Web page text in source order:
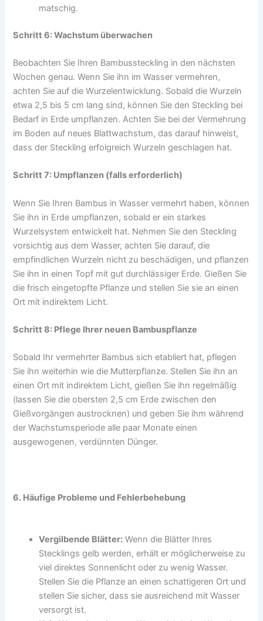
matschig.
Schritt 6: Wachstum überwachen
Beobachten Sie Ihren Bambussteckling in den nächsten
Wochen genau. Wenn Sie ihn im Wasser vermehren,
achten Sie auf die Wurzelentwicklung. Sobald die Wurzeln
etwa 2,5 bis 5 cm lang sind, können Sie den Steckling bei
Bedarf in Erde umpflanzen. Achten Sie bei der Vermehrung
im Boden auf neues Blattwachstum, das darauf hinweist,
dass der Steckling erfolgreich Wurzeln geschlagen hat.
Schritt 7: Umpflanzen (falls erforderlich)
Wenn Sie Ihren Bambus in Wasser vermehrt haben, können
Sie ihn in Erde umpflanzen, sobald er ein starkes
Wurzelsystem entwickelt hat. Nehmen Sie den Steckling
vorsichtig aus dem Wasser, achten Sie darauf, die
empfindlichen Wurzeln nicht zu beschädigen, und pflanzen
Sie ihn in einen Topf mit gut durchlässiger Erde. Gießen Sie
die frisch eingetopfte Pflanze und stellen Sie sie an einen
Ort mit indirektem Licht.
Schritt 8: Pflege Ihrer neuen Bambuspflanze
Sobald Ihr vermehrter Bambus sich etabliert hat, pflegen
Sie ihn weiterhin wie die Mutterpflanze. Stellen Sie ihn an
einen Ort mit indirektem Licht, gießen Sie ihn regelmäßig
(lassen Sie die obersten 2,5 cm Erde zwischen den
Gießvorgängen austrocknen) und geben Sie ihm während
der Wachstumsperiode alle paar Monate einen
ausgewogenen, verdünnten Dünger.
6. Häufige Probleme und Fehlerbehebung
Vergilbende Blätter: Wenn die Blätter Ihres
Stecklings gelb werden, erhält er möglicherweise zu
viel direktes Sonnenlicht oder zu wenig Wasser.
Stellen Sie die Pflanze an einen schattigeren Ort und
stellen Sie sicher, dass sie ausreichend mit Wasser
versorgt ist.